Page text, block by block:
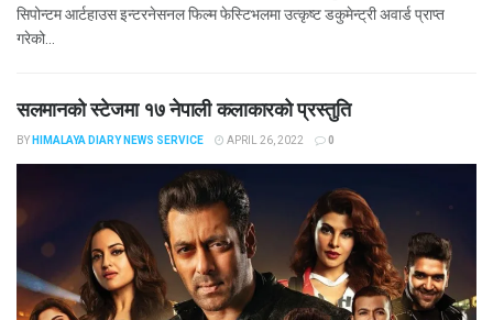
सिपोन्टम आर्टहाउस इन्टरनेसनल फिल्म फेस्टिभलमा उत्कृष्ट डकुमेन्ट्री अवार्ड प्राप्त
गरेको...
सलमानको स्टेजमा १७ नेपाली कलाकारको प्रस्तुति
BY HIMALAYA DIARY NEWS SERVICE APRIL 26, 2022 0